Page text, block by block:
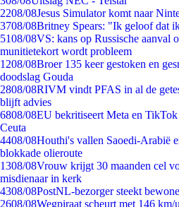
2208/08Jesus Simulator komt naar
3708/08Britney Spears: "Ik geloof dat
5108/08VS: kans op Russische aanval
munitietekort wordt probleem
1208/08Broer 135 keer gestoken en
doodslag Gouda
2808/08RIVM vindt PFAS in al de
blijft advies
6808/08EU bekritiseert Meta en
Ceuta
4408/08Houthi's vallen Saoedi-Arabië
blokkade olieroute
1308/08Vrouw krijgt 30 maanden cel
misdienaar in kerk
4308/08PostNL-bezorger steekt
2608/08Wegpiraat scheurt met 146 km/